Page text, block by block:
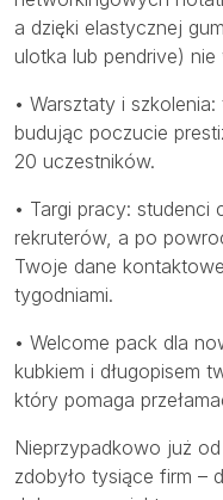
a dzięki elastycznej
ulotka lub pendrive) nie
• Warsztaty i
budując poczucie
20 uczestników.
• Targi pracy: studenci
rekruterów, a po
Twoje dane
tygodniami.
• Welcome pack dla
kubkiem i długopisem
który pomaga
Nieprzypadkowo już
zdobyło tysiące firm –